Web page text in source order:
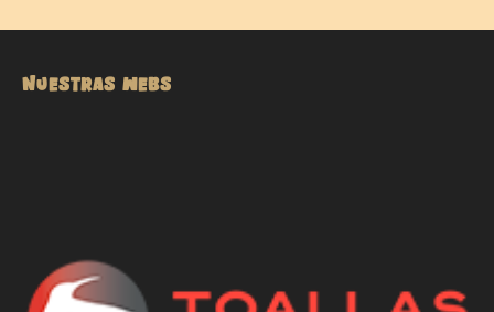
NUESTRAS WEBS